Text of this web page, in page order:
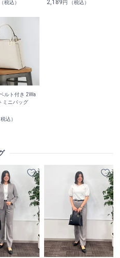
税込） 2,189円 （税込）
ルト付き 2Wa
ミニバッグ
込）